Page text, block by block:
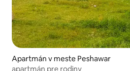
Apartmán v meste Peshawar
apartmán pre rodiny